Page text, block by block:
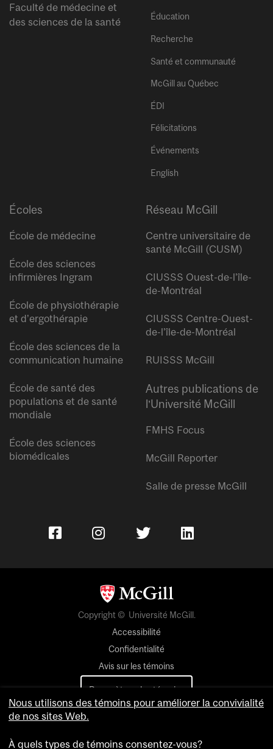
Faculté de médecine et
des sciences de la santé
Éducation
Recherche
Santé et communauté
McGill au Québec
ÉDI
Félicitations
Événements
English
Écoles
École de médecine
École des sciences
infirmières Ingram
École de physiothérapie
et d’ergothérapie
École des sciences de la
communication humaine
École de santé des
populations et de santé
mondiale
École des sciences
biomédicales
Réseau McGill
Centre universitaire de
santé McGill (CUSM)
CIUSSS Ouest-de-l’île-
de-Montréal
CIUSSS Centre-Ouest-
de-l’île-de-Montréal
RUISSS McGill
Autres publications de
l’Université McGill
FMHS Focus
McGill Reporter
Salle de presse McGill
Copyright © Université McGill.
Accessibilité
Confidentialité
Avis sur les témoins
Paramètres des témoins
Nous utilisons des témoins pour améliorer la convivialité
de nos sites Web.
À quels types de témoins consentez-vous?